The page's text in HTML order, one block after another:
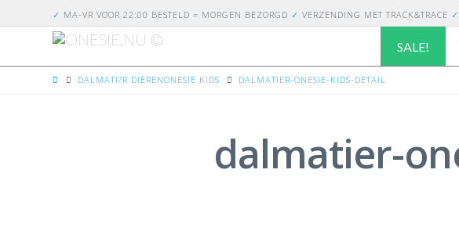
✓ MA-VR VOOR 22:00 BESTELD = MORGEN BEZORGD ✓ VERZENDING MET TRACK&TRACE ✓
SALE!
HOMEDALMATI?R DIERENONESIE KIDS DALMATIER-ONESIE-KIDS-DETAIL
dalmatier-